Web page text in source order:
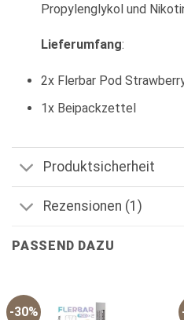
Propylenglykol und
Lieferumfang:
2x Flerbar Pod
1x Beipackzettel
Produktsicherheit
Rezensionen (1)
PASSEND DAZU
-30%